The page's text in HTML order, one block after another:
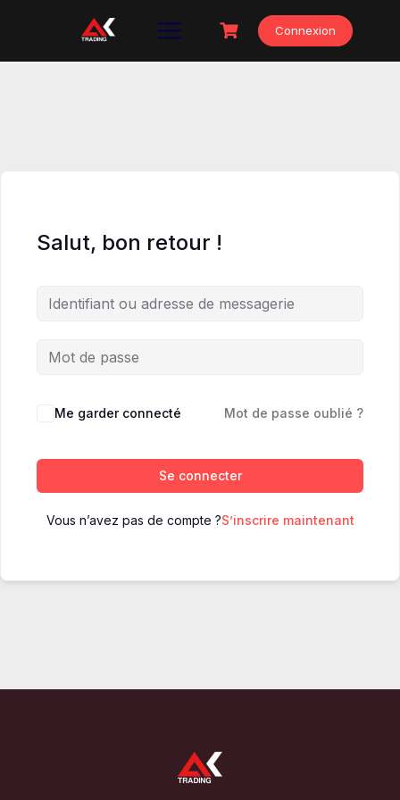
Connexion
Salut, bon retour !
Me garder connecté Mot de passe oublié ?
Se connecter
Vous n’avez pas de compte ?S’inscrire maintenant